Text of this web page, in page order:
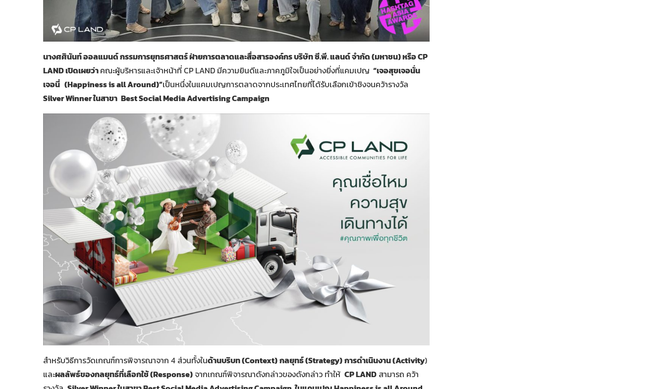
นางศศินันท์ ออลแมนด์ กรรมการยุทธศาสตร์ ฝ่ายการตลาดและสื่อสารองค์กร บริษัท ซี.พี. แลนด์ จํากัด (มหาชน) หรือ CP
LAND เปิดเผยว่าคณะผู้บริหารและเจ้าหน้าที่ CP LAND มีความยินดีและภาคภูมิใจเป็นอย่างยิ่งที่แคมเปญ “เจอสุขเจอนั่น
เจอนี่ (Happiness is all Around)”เป็นหนึ่งในแคมเปญการตลาดจากประเทศไทยที่ได้รับเลือกเข้าชิงจนคว้ารางวัล
Silver Winner ในสาขา Best Social Media Advertising Campaign
สำหรับวิธีการวัดเกณฑ์การพิจารณาจาก 4 ส่วนทั้งในด้านบริบท (Context)กลยุทธ์ (Strategy)การดำเนินงาน (Activity)
และผลลัพธ์ของกลยุทธ์ที่เลือกใช้ (Response)จากเกณฑ์พิจารณาดังกล่าวของดังกล่าว ทำให้ CP LAND สามารถ คว้า